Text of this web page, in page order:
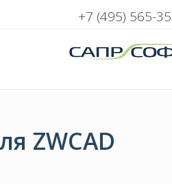
+7 (495) 565-
ZWCAD